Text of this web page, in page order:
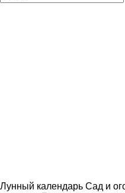
Лунный календарь Сад и